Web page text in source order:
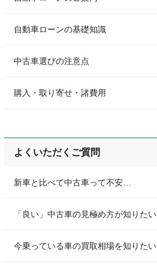
自動車ローンの基礎知識
中古車選びの注意点
購入・取り寄せ・諸費用
よくいただくご質問
新車と比べて中古車って不安…
「良い」中古車の見極め方が知りたい
今乗っている車の買取相場を知りたい